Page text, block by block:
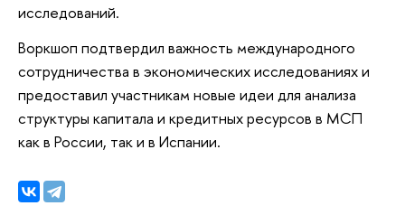
исследований.
Воркшоп подтвердил важность международного
сотрудничества в экономических исследованиях и
предоставил участникам новые идеи для анализа
структуры капитала и кредитных ресурсов в МСП
как в России, так и в Испании.